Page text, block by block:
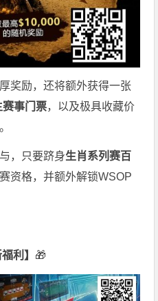
奖励，还将额外获得一张
赛事门票，以及极具收藏价
。
，只要跻身生肖系列赛百
资格，并额外解锁WSOP
利】 🎁